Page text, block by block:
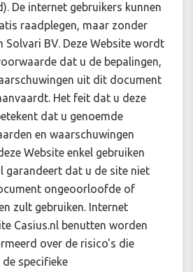
De internet gebruikers kunnen
raadplegen, maar zonder
Solvari BV. Deze Website wordt
dat u de bepalingen,
uit dit document
Het feit dat u deze
dat u genoemde
en waarschuwingen
Website enkel gebruiken
garandeert dat u de site niet
ongeoorloofde of
zult gebruiken. Internet
Casius.nl benutten worden
over de risico's die
specifieke